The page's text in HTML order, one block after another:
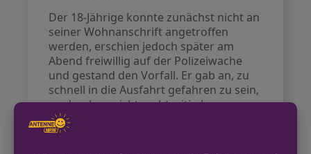
Der 18-Jährige konnte zunächst nicht an
seiner Wohnanschrift angetroffen
werden, erschien jedoch später am
Abend freiwillig auf der Polizeiwache
und gestand den Vorfall. Er gab an, zu
schnell in die Ausfahrt gefahren zu sein,
wodurch er nicht rechtzeitig bremsen
konnte. Trotz des Geständnisses wird er
mit einer Anzeige wegen unerlaubtem